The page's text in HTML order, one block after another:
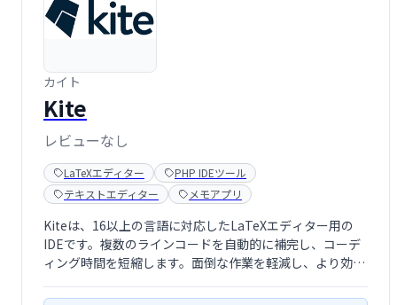
カイト
Kite
レビューなし
LaTeXエディター
PHP IDEツール
テキストエディター
メモアプリ
Kiteは、16以上の言語に対応したLaTeXエディター用の
IDEです。複数のラインコードを自動的に補完し、コーデ
ィング時間を短縮します。面倒な作業を軽減し、より効率